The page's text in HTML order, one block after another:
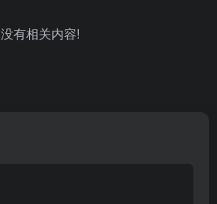
没有相关内容!